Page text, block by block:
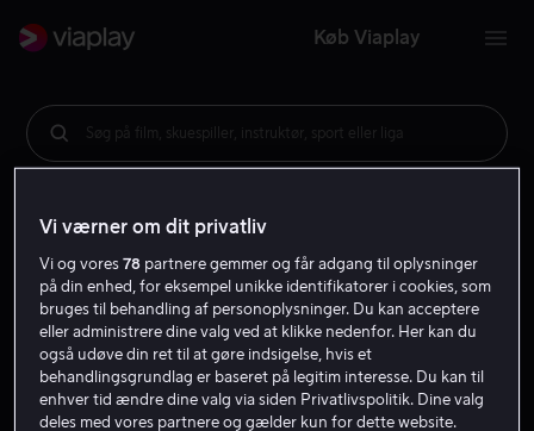
Køb Viaplay
Søg på film, skuespiller, instruktør, sport eller liga
Vi værner om dit privatliv
Vi og vores78 partnere gemmer og får adgang til oplysninger
på din enhed, for eksempel unikke identifikatorer i cookies, som
bruges til behandling af personoplysninger. Du kan acceptere
eller administrere dine valg ved at klikke nedenfor. Her kan du
også udøve din ret til at gøre indsigelse, hvis et
behandlingsgrundlag er baseret på legitim interesse. Du kan til
enhver tid ændre dine valg via siden Privatlivspolitik. Dine valg
deles med vores partnere og gælder kun for dette website.